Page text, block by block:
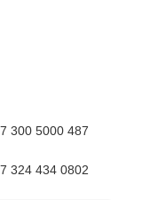
300 5000 487
324 434 0802